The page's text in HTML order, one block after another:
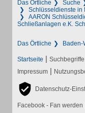
Das Örtliche Suche
Schlüsseldienste in
AARON
Schließanlagen e.K.
Das Örtliche Baden-
Startseite | Suchbegriffe
Impressum |
Datenschutz-
Facebook - Fan werden